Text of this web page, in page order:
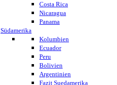
Costa Rica
Nicaragua
Panama
Südamerika
Kolumbien
Ecuador
Peru
Bolivien
Argentinien
Fazit Suedamerika